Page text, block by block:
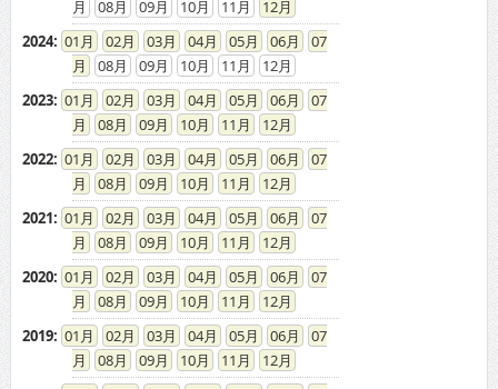
01 02 03 04 05 06
08
09 10 11
12
01 02 03 04 05 06
08
09 10 11
12
01 02 03 04 05 06
08
09 10 11
12
01 02 03 04 05 06
08
09 10 11
12
01 02 03 04 05 06
08
09 10 11
12
01 02 03 04 05 06
08
09 10 11
12
01 02 03 04 05 06